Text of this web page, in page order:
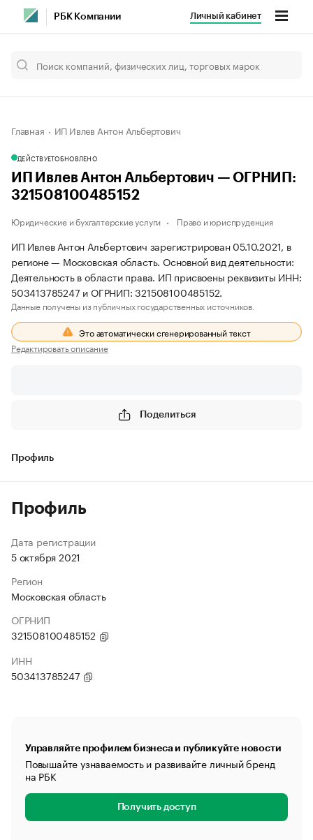
РБК Компании Личный кабинет
Главная ИП Ивлев Антон Альбертович
ДЕЙСТВУЕТОБНОВЛЕНО
ИП Ивлев Антон Альбертович — ОГРНИП:
321508100485152
Юридические и бухгалтерские услуги Право и юриспруденция
ИП Ивлев Антон Альбертович зарегистрирован 05.10.2021, в
регионе — Московская область. Основной вид деятельности:
Деятельность в области права. ИП присвоены реквизиты ИНН:
503413785247 и ОГРНИП: 321508100485152.
Данные получены из публичных государственных источников.
Это автоматически сгенерированный текст
Редактировать описание
Поделиться
Профиль
Профиль
Дата регистрации
5 октября 2021
Регион
Московская область
ОГРНИП
321508100485152
ИНН
503413785247
Управляйте профилем бизнеса и публикуйте новости
Повышайте узнаваемость и развивайте личный бренд
на РБК
Получить доступ